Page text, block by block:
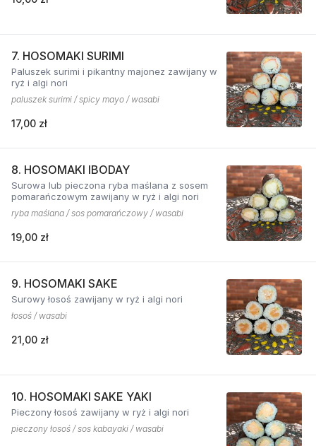
7. HOSOMAKI SURIMI
Paluszek surimi i pikantny majonez zawijany w
ryż i algi nori
paluszek surimi / spicy mayo / wasabi
17,00 zł
8. HOSOMAKI IBODAY
Surowa lub pieczona ryba maślana z sosem
pomarańczowym zawijany w ryż i algi nori
ryba maślana / sos pomarańczowy / wasabi
19,00 zł
9. HOSOMAKI SAKE
Surowy łosoś zawijany w ryż i algi nori
łosoś / wasabi
21,00 zł
10. HOSOMAKI SAKE YAKI
Pieczony łosoś zawijany w ryż i algi nori
pieczony łosoś / sos kabayaki / wasabi